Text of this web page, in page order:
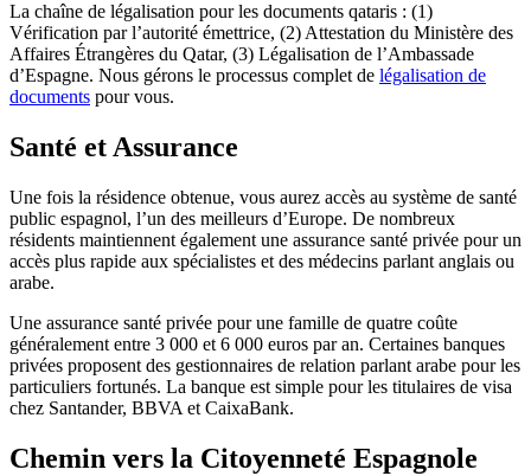
La chaîne de légalisation pour les documents qataris : (1)
Vérification par l’autorité émettrice, (2) Attestation du Ministère des
Affaires Étrangères du Qatar, (3) Légalisation de l’Ambassade
d’Espagne. Nous gérons le processus complet de légalisation de
documents pour vous.
Santé et Assurance
Une fois la résidence obtenue, vous aurez accès au système de santé
public espagnol, l’un des meilleurs d’Europe. De nombreux
résidents maintiennent également une assurance santé privée pour un
accès plus rapide aux spécialistes et des médecins parlant anglais ou
arabe.
Une assurance santé privée pour une famille de quatre coûte
généralement entre 3 000 et 6 000 euros par an. Certaines banques
privées proposent des gestionnaires de relation parlant arabe pour les
particuliers fortunés. La banque est simple pour les titulaires de visa
chez Santander, BBVA et CaixaBank.
Chemin vers la Citoyenneté Espagnole